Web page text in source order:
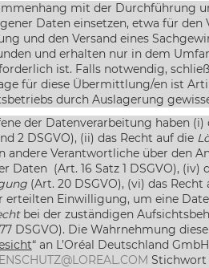
mit der Durchführung
Daten einsetzen, etwa für
und den Versand eines
und erhalten nur in dem
ist. Falls notwendig,
für diese Übermittlung/en ist
durch Auslagerung
der Datenverarbeitung haben (i)
2 DSGVO), (ii) das Recht auf die
andere Verantwortliche über den
Daten (Art. 16 Satz 1 DSGVO), (iv)
(Art. 20 DSGVO), (vi) das Recht
erteilten Einwilligung, um eine
bei der zuständigen
DSGVO). Die Wahrnehmung
“an L’Oréal Deutschland
Stichwort